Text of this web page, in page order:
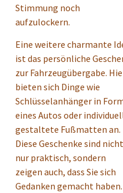
Stimmung noch
aufzulockern.
Eine weitere charmante
ist das persönliche
zur Fahrzeugübergabe.
bieten sich Dinge wie
Schlüsselanhänger in
eines Autos oder
gestaltete Fußmatten an.
Diese Geschenke sind nicht
nur praktisch, sondern
zeigen auch, dass Sie sich
Gedanken gemacht haben.